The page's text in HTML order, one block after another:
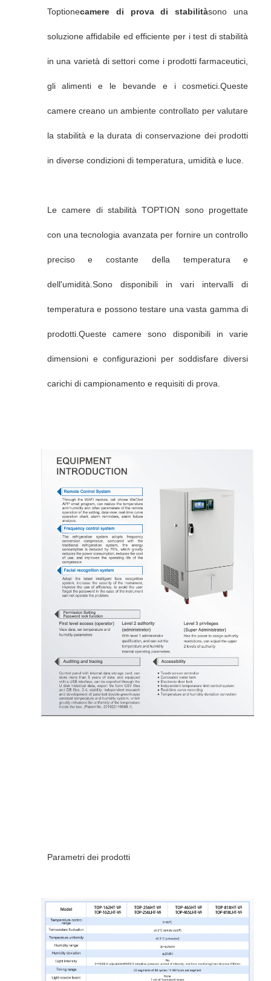
Toptionecamere di prova di stabilitàsono una
soluzione affidabile ed efficiente per i test di stabilità
in una varietà di settori come i prodotti farmaceutici,
gli alimenti e le bevande e i cosmetici.Queste
camere creano un ambiente controllato per valutare
la stabilità e la durata di conservazione dei prodotti
in diverse condizioni di temperatura, umidità e luce.
Le camere di stabilità TOPTION sono progettate
con una tecnologia avanzata per fornire un controllo
preciso e costante della temperatura e
dell'umidità.Sono disponibili in vari intervalli di
temperatura e possono testare una vasta gamma di
prodotti.Queste camere sono disponibili in varie
dimensioni e configurazioni per soddisfare diversi
carichi di campionamento e requisiti di prova.
Parametri dei prodotti